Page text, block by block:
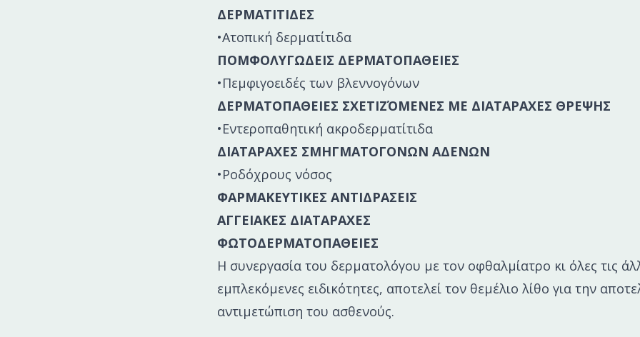
ΔΕΡΜΑΤΙΤΙΔΕΣ
•Ατοπική δερματίτιδα
ΠΟΜΦΟΛΥΓΩΔΕΙΣ ΔΕΡΜΑΤΟΠΑΘΕΙΕΣ
•Πεμφιγοειδές των βλεννογόνων
ΔΕΡΜΑΤΟΠΑΘΕΙΕΣ ΣΧΕΤΙΖΌΜΕΝΕΣ ΜΕ ΔΙΑΤΑΡΑΧΕΣ ΘΡΕΨΗΣ
•Εντεροπαθητική ακροδερματίτιδα
ΔΙΑΤΑΡΑΧΕΣ ΣΜΗΓΜΑΤΟΓΟΝΩΝ ΑΔΕΝΩΝ
•Ροδόχρους νόσος
ΦΑΡΜΑΚΕΥΤΙΚΕΣ ΑΝΤΙΔΡΑΣΕΙΣ
ΑΓΓΕΙΑΚΕΣ ΔΙΑΤΑΡΑΧΕΣ
ΦΩΤΟΔΕΡΜΑΤΟΠΑΘΕΙΕΣ
Η συνεργασία του δερματολόγου με τον οφθαλμίατρο κι όλες τις
εμπλεκόμενες ειδικότητες, αποτελεί τον θεμέλιο λίθο για την
αντιμετώπιση του ασθενούς.